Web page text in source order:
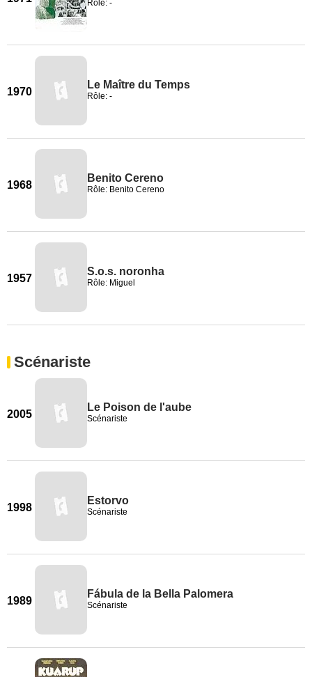
Rôle: -
1970
Le Maître du Temps
Rôle: -
1968
Benito Cereno
Rôle: Benito Cereno
1957
S.o.s. noronha
Rôle: Miguel
Scénariste
2005
Le Poison de l'aube
Scénariste
1998
Estorvo
Scénariste
1989
Fábula de la Bella Palomera
Scénariste